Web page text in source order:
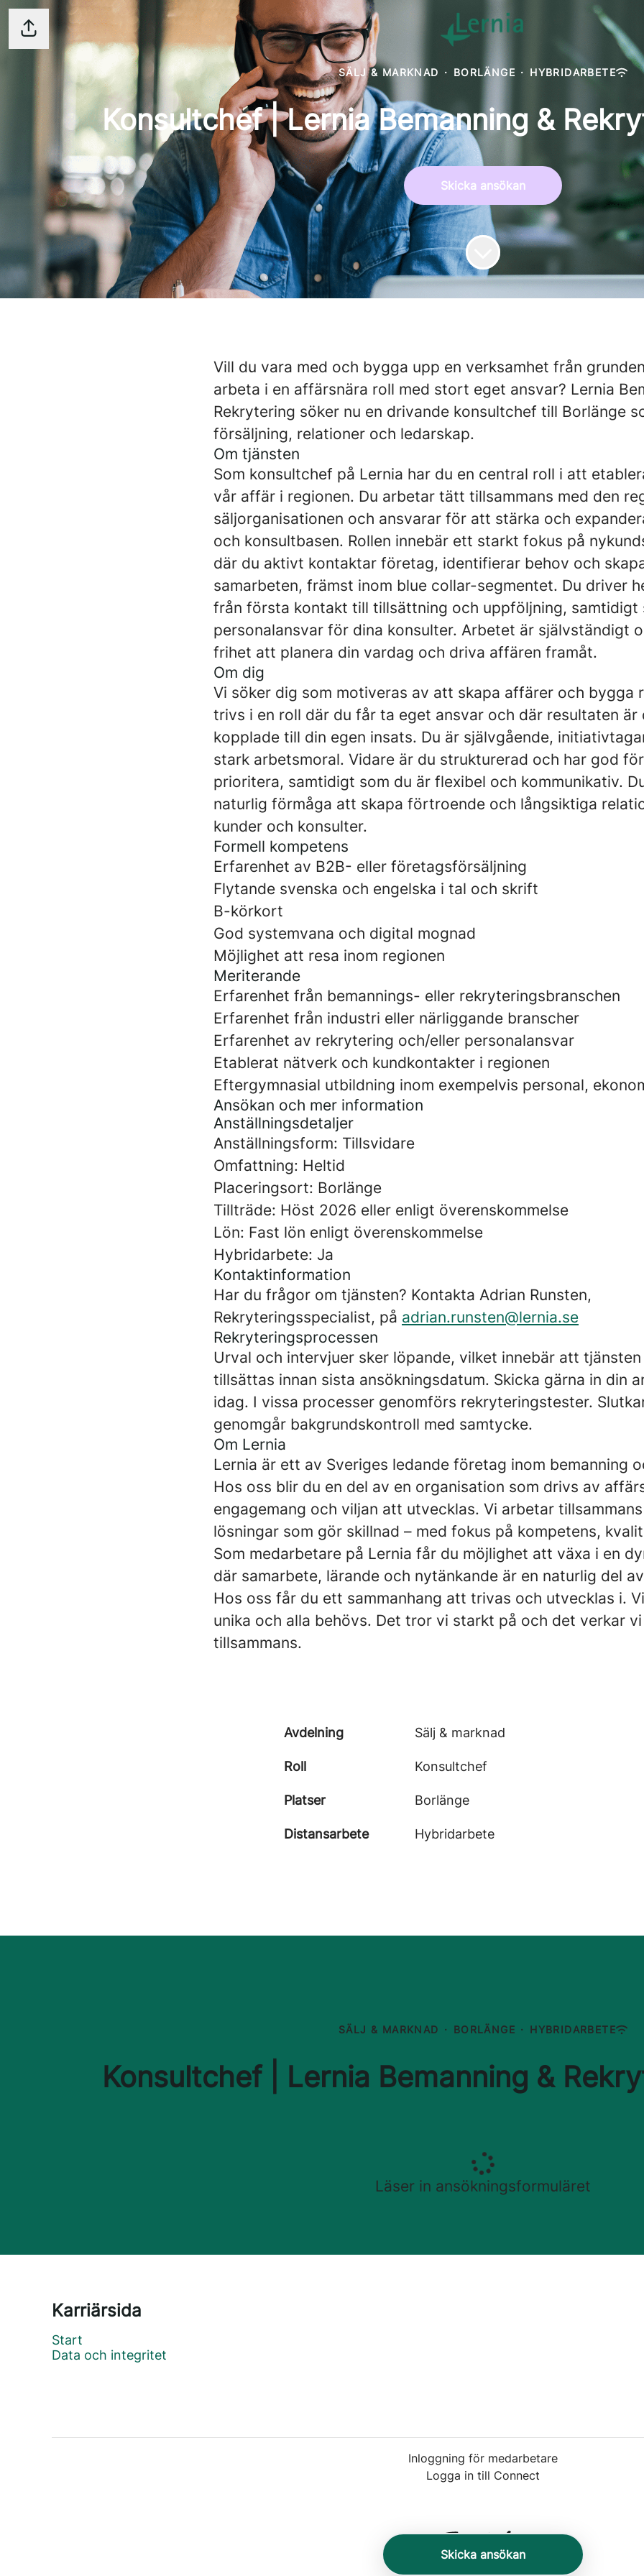
Dela sidan
SÄLJ & MARKNAD · BORLÄNGE · HYBRIDARBETE
Konsultchef | Lernia Bemanning &
Skicka ansökan
Vill du vara med och bygga upp en verksamhet från
arbeta i en affärsnära roll med stort eget ansvar? Lernia
Rekrytering söker nu en drivande konsultchef till Borlänge
försäljning, relationer och ledarskap.
Om tjänsten
Som konsultchef på Lernia har du en central roll i att
vår affär i regionen. Du arbetar tätt tillsammans med den
säljorganisationen och ansvarar för att stärka och
och konsultbasen. Rollen innebär ett starkt fokus på
där du aktivt kontaktar företag, identifierar behov och
samarbeten, främst inom blue collar-segmentet. Du driver
från första kontakt till tillsättning och uppföljning, samtidigt
personalansvar för dina konsulter. Arbetet är självständigt
frihet att planera din vardag och driva affären framåt.
Om dig
Vi söker dig som motiveras av att skapa affärer och bygga
trivs i en roll där du får ta eget ansvar och där resultaten är
kopplade till din egen insats. Du är självgående,
stark arbetsmoral. Vidare är du strukturerad och har god
prioritera, samtidigt som du är flexibel och kommunikativ.
naturlig förmåga att skapa förtroende och långsiktiga
kunder och konsulter.
Formell kompetens
Erfarenhet av B2B- eller företagsförsäljning
Flytande svenska och engelska i tal och skrift
B-körkort
God systemvana och digital mognad
Möjlighet att resa inom regionen
Meriterande
Erfarenhet från bemannings- eller rekryteringsbranschen
Erfarenhet från industri eller närliggande branscher
Erfarenhet av rekrytering och/eller personalansvar
Etablerat nätverk och kundkontakter i regionen
Eftergymnasial utbildning inom exempelvis personal,
Ansökan och mer information
Anställningsdetaljer
Anställningsform: Tillsvidare
Omfattning: Heltid
Placeringsort: Borlänge
Tillträde: Höst 2026 eller enligt överenskommelse
Lön: Fast lön enligt överenskommelse
Hybridarbete: Ja
Kontaktinformation
Har du frågor om tjänsten? Kontakta Adrian Runsten,
Rekryteringsspecialist, på adrian.runsten@lernia.se
Rekryteringsprocessen
Urval och intervjuer sker löpande, vilket innebär att
tillsättas innan sista ansökningsdatum. Skicka gärna in din
idag. I vissa processer genomförs rekryteringstester.
genomgår bakgrundskontroll med samtycke.
Om Lernia
Lernia är ett av Sveriges ledande företag inom bemanning
Hos oss blir du en del av en organisation som drivs av
engagemang och viljan att utvecklas. Vi arbetar
lösningar som gör skillnad – med fokus på kompetens,
Som medarbetare på Lernia får du möjlighet att växa i en
där samarbete, lärande och nytänkande är en naturlig del
Hos oss får du ett sammanhang att trivas och utvecklas i.
unika och alla behövs. Det tror vi starkt på och det verkar
tillsammans.
Avdelning Sälj & marknad
Roll Konsultchef
Platser Borlänge
Distansarbete Hybridarbete
Skicka ansökan
SÄLJ & MARKNAD · BORLÄNGE · HYBRIDARBETE
Konsultchef | Lernia Bemanning &
Läser in ansökningsformuläret
Karriärsida
Start
Data och integritet
Inloggning för medarbetare
Logga in till Connect
Rekryteringsverktygfrån Teamtailor